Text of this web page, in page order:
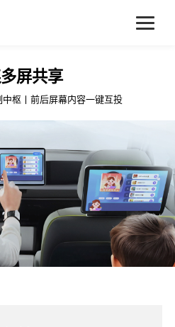
屏共享
枢丨前后屏幕内容一键互投